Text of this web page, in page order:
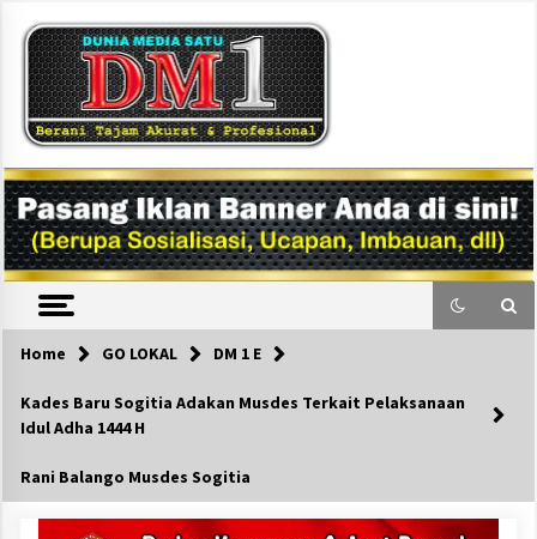
content
DM1
Home GO LOKAL DM 1 E
Kades Baru Sogitia Adakan Musdes Terkait Pelaksanaan
Idul Adha 1444 H
Rani Balango Musdes Sogitia